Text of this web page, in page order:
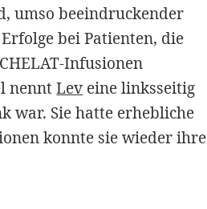
umso beeindruckender
bei Patienten, die
Infusionen
nenntLev eine linksseitig
war. Sie hatte erhebliche
konnte sie wieder ihre